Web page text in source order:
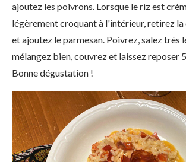
ajoutez les poivrons. Lorsque le riz est
légèrement croquant à l'intérieur, retirez la
et ajoutez le parmesan. Poivrez, salez très
mélangez bien, couvrez et laissez reposer
Bonne dégustation !